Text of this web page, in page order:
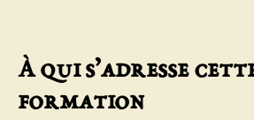
À qui s’adresse
formation